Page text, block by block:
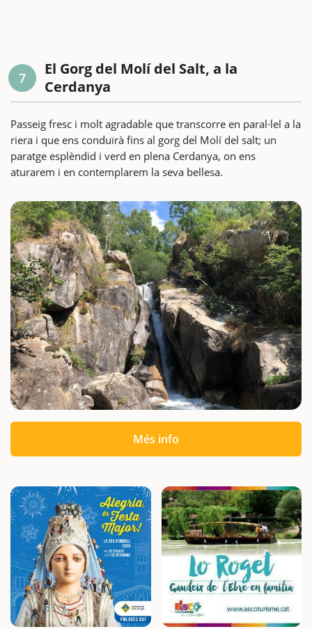
7
El Gorg del Molí del Salt, a la
Cerdanya
Passeig fresc i molt agradable que transcorre en paral·lel a la
riera i que ens conduïrà fins al gorg del Molí del salt; un
paratge esplèndid i verd en plena Cerdanya, on ens
aturarem i en contemplarem la seva bellesa.
Més info